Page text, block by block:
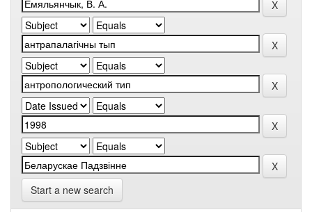
Start a new search